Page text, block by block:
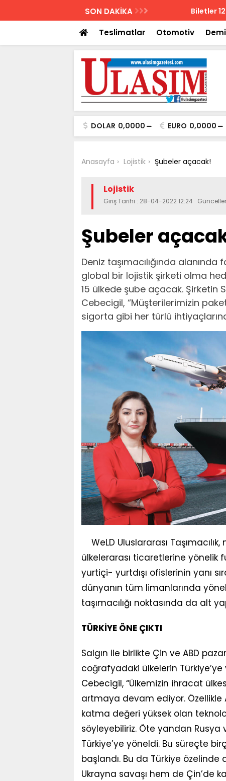
SON DAKİKA Biletler 12 saatte
Teslimatlar Otomotiv
DOLAR 0,0000 EURO 0,0000
Anasayfa Lojistik Şubeler açacak!
Lojistik
Giriş Tarihi : 28-04-2022 12:24
Şubeler
Deniz taşımacılığında alanında
global bir lojistik şirketi olma
15 ülkede şube açacak. Şirketin
Cebecigil, “Müşterilerimizin
sigorta gibi her türlü
WeLD Uluslararası
ülkelerarası ticaretlerine yönelik
yurtiçi- yurtdışı ofislerinin yanı
dünyanın tüm limanlarında
taşımacılığı noktasında da alt
TÜRKİYE ÖNE ÇIKTI
Salgın ile birlikte Çin ve ABD
coğrafyadaki ülkelerin
Cebecigil, “Ülkemizin ihracat
artmaya devam ediyor. Özellikle
katma değeri yüksek olan
söyleyebiliriz. Öte yandan
Türkiye’ye yöneldi. Bu süreçte
başlandı. Bu da Türkiye
Ukrayna savaşı hem de Çin’de